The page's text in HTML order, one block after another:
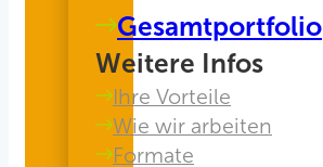
Gesamtportfolio
Weitere Infos
Ihre Vorteile
Wie wir arbeiten
Formate